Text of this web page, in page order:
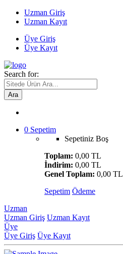
Uzman Giriş
Uzman Kayıt
Üye Giriş
Üye Kayıt
Search for:
Ara
0 Sepetim
Sepetiniz Boş
Toplam: 0,00 TL
İndirim: 0,00 TL
Genel Toplam: 0,00 TL
Sepetim Ödeme
Uzman
Uzman Giriş Uzman Kayıt
Üye
Üye Giriş Üye Kayıt